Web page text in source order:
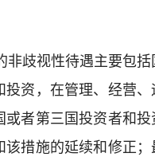
非歧视性待遇主要包括
投资，在管理、经营、
者第三国投资者和投
该措施的延续和修正